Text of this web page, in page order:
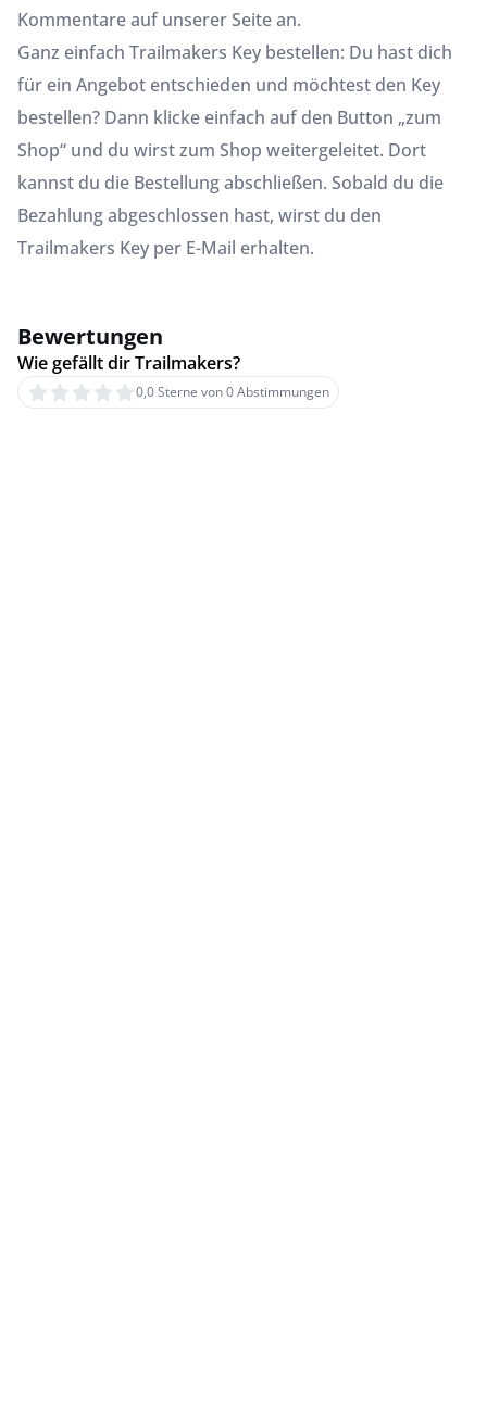
Kommentare auf unserer Seite an.
Ganz einfach Trailmakers Key bestellen: Du hast dich
für ein Angebot entschieden und möchtest den Key
bestellen? Dann klicke einfach auf den Button „zum
Shop“ und du wirst zum Shop weitergeleitet. Dort
kannst du die Bestellung abschließen. Sobald du die
Bezahlung abgeschlossen hast, wirst du den
Trailmakers Key per E-Mail erhalten.
Bewertungen
Wie gefällt dir Trailmakers?
0,0 Sterne von 0 Abstimmungen